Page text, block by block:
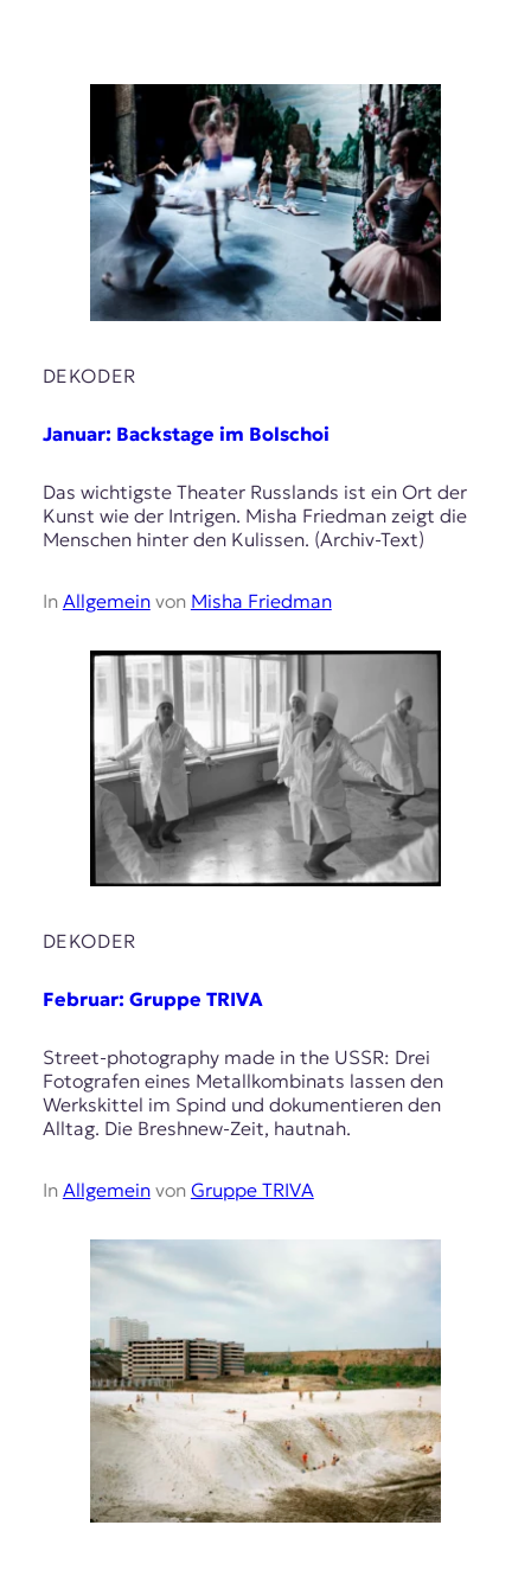
DEKODER
Januar: Backstage im Bolschoi
Das wichtigste Theater Russlands ist ein Ort der
Kunst wie der Intrigen. Misha Friedman zeigt die
Menschen hinter den Kulissen. (Archiv-Text)
In Allgemeinvon Misha Friedman
DEKODER
Februar: Gruppe TRIVA
Street-photography made in the USSR: Drei
Fotografen eines Metallkombinats lassen den
Werkskittel im Spind und dokumentieren den
Alltag. Die Breshnew-Zeit, hautnah.
In Allgemeinvon Gruppe TRIVA